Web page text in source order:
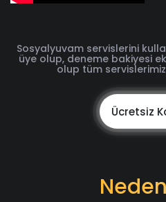
Sosyalyuvam servislerini
üye olup, deneme bakiyesi
olup tüm
Ücretsiz